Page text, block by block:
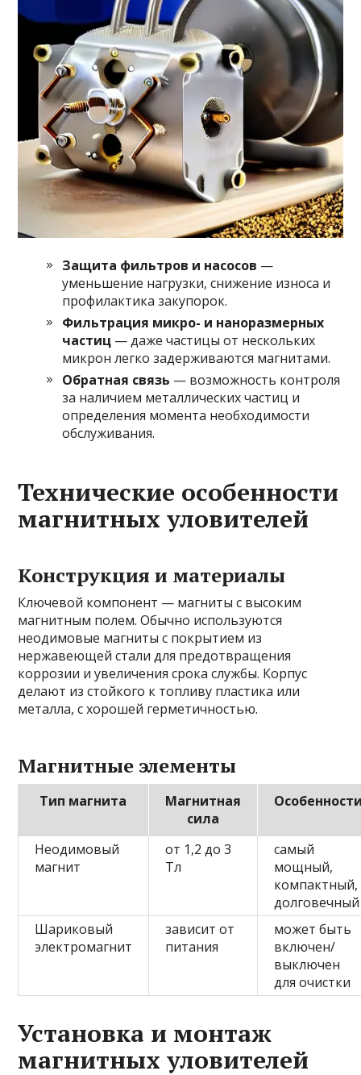
Защита фильтров и насосов —
уменьшение нагрузки, снижение износа и
профилактика закупорок.
Фильтрация микро- и наноразмерных
частиц — даже частицы от нескольких
микрон легко задерживаются магнитами.
Обратная связь — возможность контроля
за наличием металлических частиц и
определения момента необходимости
обслуживания.
Технические особенности
магнитных уловителей
Конструкция и материалы
Ключевой компонент — магниты с высоким
магнитным полем. Обычно используются
неодимовые магниты с покрытием из
нержавеющей стали для предотвращения
коррозии и увеличения срока службы. Корпус
делают из стойкого к топливу пластика или
металла, с хорошей герметичностью.
Магнитные элементы
Тип магнита
Магнитная
сила
Неодимовый
магнит
от 1,2 до 3
Тл
самый
мощный,
компактный,
долговечный
Шариковый
электромагнит
зависит от
питания
может быть
включен/
выключен
для очистки
Установка и монтаж
магнитных уловителей